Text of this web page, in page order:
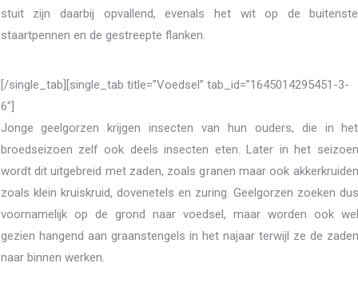
stuit zijn daarbij opvallend, evenals het wit op de buitenste
staartpennen en de gestreepte flanken.
[/single_tab][single_tab title=”Voedsel” tab_id=”1645014295451-3-
6″]
Jonge geelgorzen krijgen insecten van hun ouders, die in het
broedseizoen zelf ook deels insecten eten. Later in het seizoen
wordt dit uitgebreid met zaden, zoals granen maar ook akkerkruiden
zoals klein kruiskruid, dovenetels en zuring. Geelgorzen zoeken dus
voornamelijk op de grond naar voedsel, maar worden ook wel
gezien hangend aan graanstengels in het najaar terwijl ze de zaden
naar binnen werken.